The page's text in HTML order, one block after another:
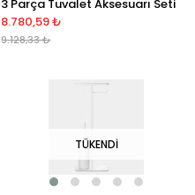
3 Parça Tuvalet Aksesuarı Seti
8.780,59 ₺
9.128,33 ₺
TÜKENDI